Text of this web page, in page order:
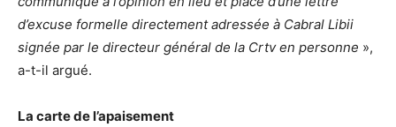
d’excuse formelle directement adressée à Cabral Libii
signée par le directeur général de la Crtv en personne »,
a-t-il argué.
La carte de l’apaisement